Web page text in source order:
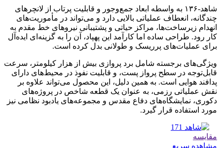
شاهد‑۱۳۶ به واسطه ابعاد جمع‌وجور و قابلیت پرتاب از لانچرهای
چندگانه، انعطاف عملیاتی بالایی دارد و می‌تواند در مأموریت‌های
انهدام زیرساخت‌ها، مراکز حیاتی و پشتیبانی نیروهای خط مقدم به
کار رود. طراحی ساده اما کارآمد این پهپاد، آن را به گزینه‌ای ایده‌آل
برای عملیات‌های پرریسک و طولانی بدل کرده است.
ویژگی‌های برجسته شامل برد پروازی بیش از هزار کیلومتر، سرعت
قابل‌توجه در سطح پرواز پست، و قابلیت نفوذ در محیط‌های دارای
پدافند هوایی است. به همین دلیل، این محصول می‌تواند علاوه بر
نقش عملیاتی رزمی، به عنوان یک قطعه شاخص در پروژه‌های
دکوری، نمایشگاه‌های دفاع مقدس و مجموعه‌های یادبود نظامی نیز
مورد استفاده قرار گیرد.
مقایسه
مشاهده سریع